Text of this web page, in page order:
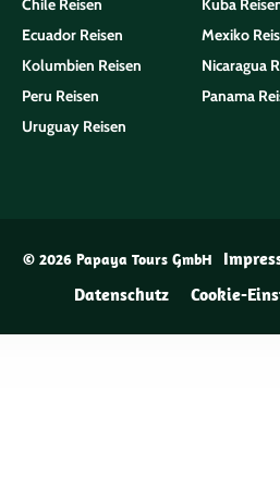
Chile Reisen
Ecuador Reisen
Kolumbien Reisen
Peru Reisen
Uruguay Reisen
Kuba
Mexiko
Nicaragua
Panama
© 2026 Papaya Tours GmbH
Datenschutz
Cookie-